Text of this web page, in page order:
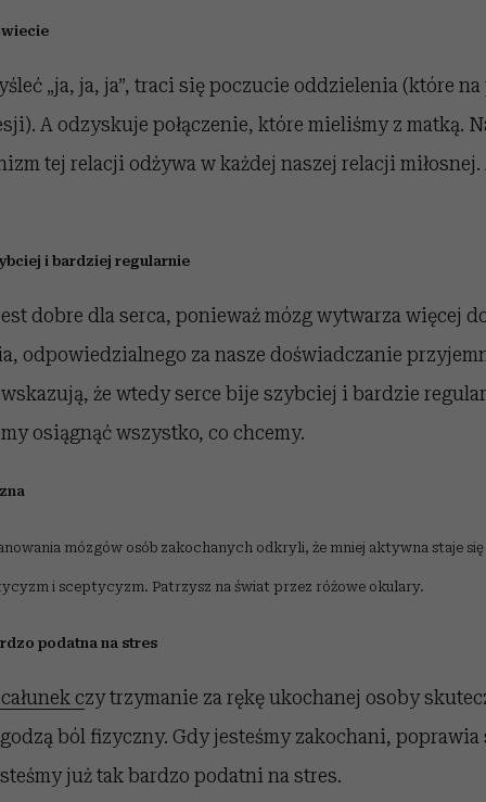
„ja, ja, ja”, traci się poczucie oddzielenia (które
A odzyskuje połączenie, które mieliśmy z matką.
tej relacji odżywa w każdej naszej relacji
i bardziej regularnie
dobre dla serca, ponieważ mózg wytwarza więcej
odpowiedzialnego za nasze doświadczanie
że wtedy serce bije szybciej i bardzie
osiągnąć wszystko, co chcemy.
mózgów osób zakochanych odkryli, że mniej aktywna staje
i sceptycyzm. Patrzysz na świat przez różowe okulary.
podatna na stres
czy trzymanie za rękę ukochanej osoby
ból fizyczny. Gdy jesteśmy zakochani, poprawia
już tak bardzo podatni na stres.